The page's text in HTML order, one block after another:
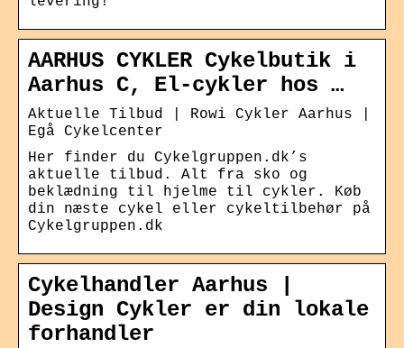
AARHUS CYKLER Cykelbutik i
Aarhus C, El-cykler hos …
Aktuelle Tilbud | Rowi Cykler Aarhus |
Egå Cykelcenter
Her finder du Cykelgruppen.dk’s
aktuelle tilbud. Alt fra sko og
beklædning til hjelme til cykler. Køb
din næste cykel eller cykeltilbehør på
Cykelgruppen.dk
Cykelhandler Aarhus |
Design Cykler er din lokale
forhandler